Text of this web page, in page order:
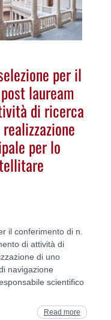
per il
lauream
di ricerca
per lo
il conferimento di n.
di attività di
di uno
navigazione
scientifico
Read more